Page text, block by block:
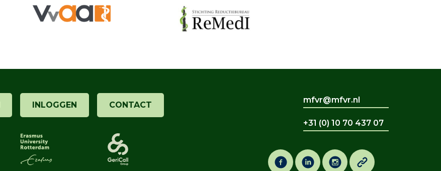
INLOGGEN CONTACT
mfvr@mfvr.nl
+31 (0) 10 70 437 07